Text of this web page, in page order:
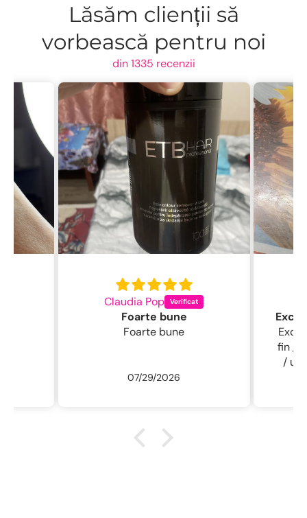
Lăsăm clienții să
vorbească pentru noi
din 1335 recenzii
Claudia Pop
Foarte bune
Foarte bune
07/29/2026
Excelentă
fin ,
/